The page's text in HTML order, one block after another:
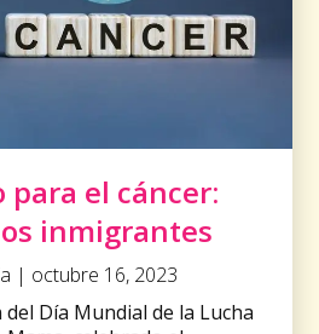
el cáncer:
inmigrantes
| octubre 16, 2023
Día Mundial de la Lucha